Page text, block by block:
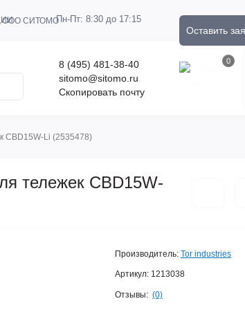
Пн-Пт: 8:30 до 17:15
Оставить
8 (495) 481-38-40
sitomo@sitomo.ru
Скопировать почту
0
CBD15W-Li (2535478)
тележек CBD15W-
Производитель: Tor industries
Артикул: 1213038
Отзывы: (0)